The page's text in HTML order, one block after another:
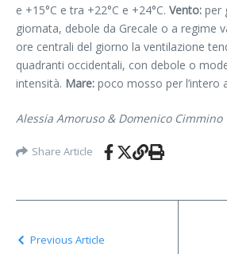
e +15°C e tra +22°C e +24°C. Vento: per
giornata, debole da Grecale o a regime
ore centrali del giorno la ventilazione
quadranti occidentali, con debole o
intensità. Mare: poco mosso per l’intero
Alessia Amoruso &Domenico Cimmino
Share Article
Previous Article